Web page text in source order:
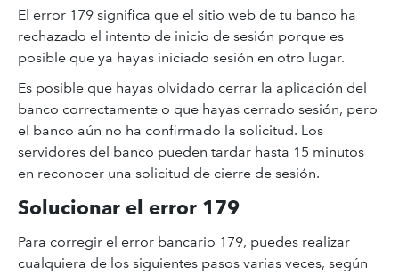
El error 179 significa que el sitio web de tu banco ha
rechazado el intento de inicio de sesión porque es
posible que ya hayas iniciado sesión en otro lugar.
Es posible que hayas olvidado cerrar la aplicación del
banco correctamente o que hayas cerrado sesión, pero
el banco aún no ha confirmado la solicitud. Los
servidores del banco pueden tardar hasta 15 minutos
en reconocer una solicitud de cierre de sesión.
Solucionar el error 179
Para corregir el error bancario 179, puedes realizar
cualquiera de los siguientes pasos varias veces, según